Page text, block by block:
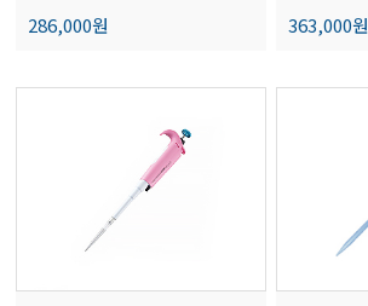
질기/원심분리기/초음파유량계/습식·건식가스메타
화학기기/교반기
286,000원 363,000원